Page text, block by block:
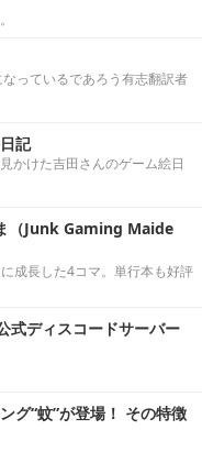
っているであろう有志翻訳者
記
かけた吉田さんのゲーム絵日
（Junk Gaming Maide
成長した4コマ。単行本も好評
ディスコードサーバー
グ“蚊”が登場！ その特徴